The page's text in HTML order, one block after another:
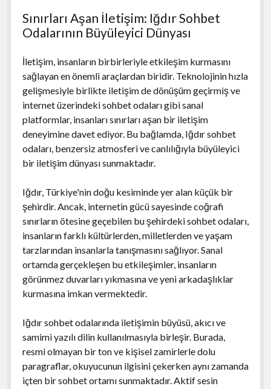
Sınırları Aşan İletişim: Iğdır Sohbet
Odalarının Büyüleyici Dünyası
İletişim, insanların birbirleriyle etkileşim kurmasını
sağlayan en önemli araçlardan biridir. Teknolojinin hızla
gelişmesiyle birlikte iletişim de dönüşüm geçirmiş ve
internet üzerindeki sohbet odaları gibi sanal
platformlar, insanları sınırları aşan bir iletişim
deneyimine davet ediyor. Bu bağlamda, Iğdır sohbet
odaları, benzersiz atmosferi ve canlılığıyla büyüleyici
bir iletişim dünyası sunmaktadır.
Iğdır, Türkiye'nin doğu kesiminde yer alan küçük bir
şehirdir. Ancak, internetin gücü sayesinde coğrafi
sınırların ötesine geçebilen bu şehirdeki sohbet odaları,
insanların farklı kültürlerden, milletlerden ve yaşam
tarzlarından insanlarla tanışmasını sağlıyor. Sanal
ortamda gerçekleşen bu etkileşimler, insanların
görünmez duvarları yıkmasına ve yeni arkadaşlıklar
kurmasına imkan vermektedir.
Iğdır sohbet odalarında iletişimin büyüsü, akıcı ve
samimi yazılı dilin kullanılmasıyla birleşir. Burada,
resmi olmayan bir ton ve kişisel zamirlerle dolu
paragraflar, okuyucunun ilgisini çekerken aynı zamanda
içten bir sohbet ortamı sunmaktadır. Aktif sesin